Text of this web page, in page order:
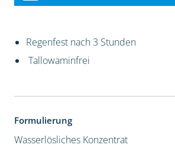
Regenfest nach 3 Stunden
Tallowaminfrei
Formulierung
Wasserlösliches Konzentrat